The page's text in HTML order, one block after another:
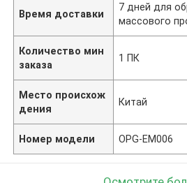
Время доставки
7 дней для
массового
Количество мин
заказа
1 ПК
Место происхож
дения
Китай
Номер модели OPG-EM006